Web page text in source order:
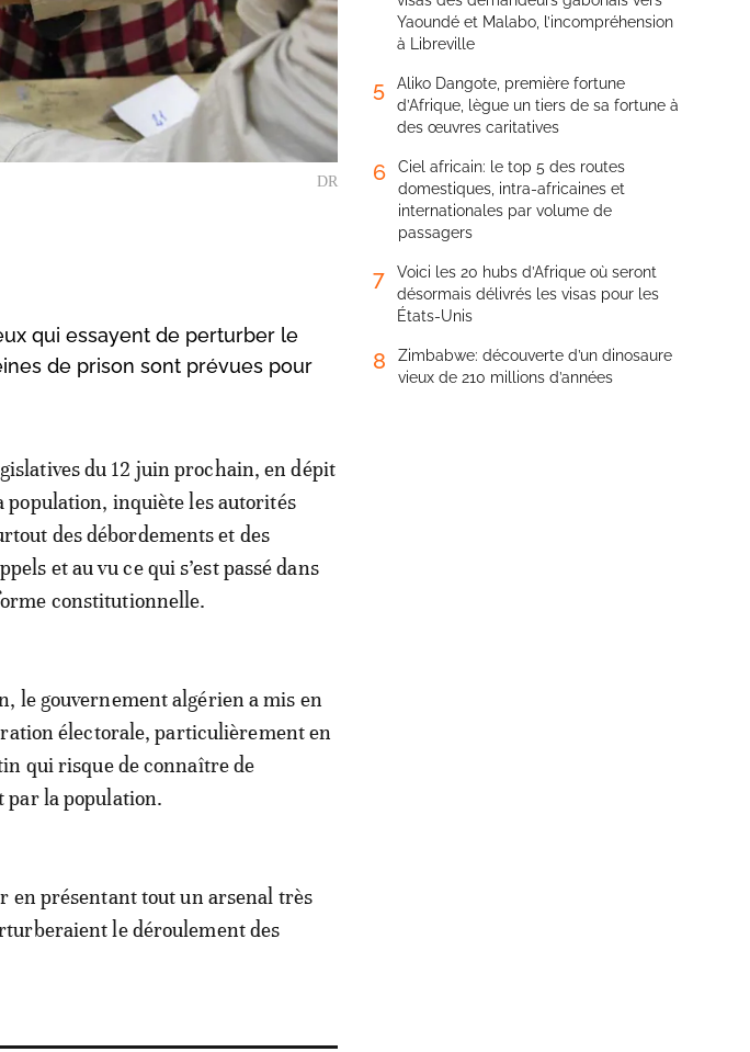
DR
qui essayent de perturber le
de prison sont prévues pour
du 12 juin prochain, en dépit
population, inquiète les autorités
des débordements et des
et au vu ce qui s’est passé dans
constitutionnelle.
le gouvernement algérien a mis en
électorale, particulièrement en
qui risque de connaître de
par la population.
en présentant tout un arsenal très
le déroulement des
Yaoundé et Malabo, l’incompréhension
à Libreville
5
Aliko Dangote, première fortune
d’Afrique, lègue un tiers de sa fortune à
des œuvres caritatives
6
Ciel africain: le top 5 des routes
domestiques, intra-africaines et
internationales par volume de
passagers
7
Voici les 20 hubs d’Afrique où seront
désormais délivrés les visas pour les
États-Unis
8
Zimbabwe: découverte d’un dinosaure
vieux de 210 millions d’années